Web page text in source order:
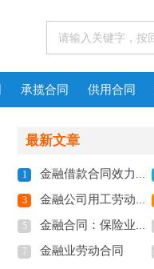
承揽合同 供用合同
最新文章
1 金融借款合同效力怎么认定
3 金融公司用工劳动合同范本
5 金融合同：保险业务居间合约
7 金融业劳动合同